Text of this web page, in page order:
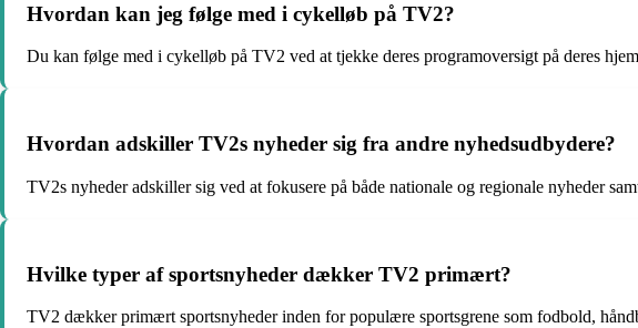
Hvordan kan jeg følge med i cykelløb på TV2?
Du kan følge med i cykelløb på TV2 ved at tjekke deres programoversigt på deres
Hvordan adskiller TV2s nyheder sig fra andre nyhedsudbydere?
TV2s nyheder adskiller sig ved at fokusere på både nationale og regionale nyheder
Hvilke typer af sportsnyheder dækker TV2 primært?
TV2 dækker primært sportsnyheder inden for populære sportsgrene som fodbold,